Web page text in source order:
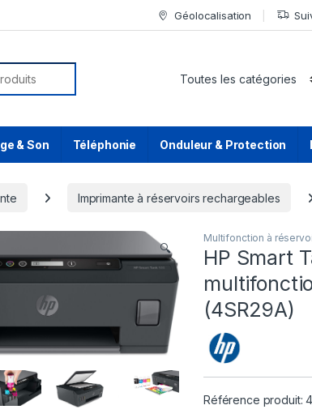
Géolocalisation
& Son Téléphonie Onduleur & Protection
Imprimante à réservoirs rechargeables
🔍
Multifonction à
HP Smart
(4SR29A)
Référence produit: